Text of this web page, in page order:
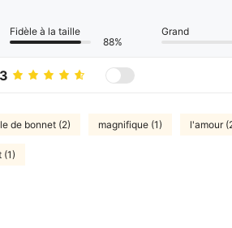
Fidèle à la taille
88%
Grand
de bonnet (2) magnifique (1) l'amour
(1)